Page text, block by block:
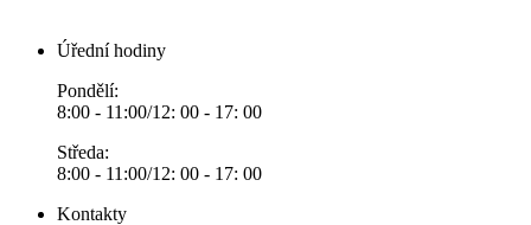
Úřední hodiny
Pondělí:
8:00 - 11:00/12: 00 - 17: 00
Středa:
8:00 - 11:00/12: 00 - 17: 00
Kontakty